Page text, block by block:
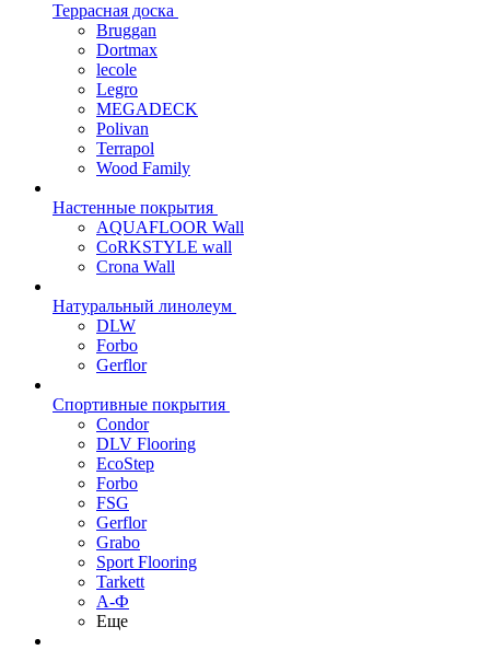
Террасная доска
Bruggan
Dortmax
lecole
Legro
MEGADECK
Polivan
Terrapol
Wood Family
Настенные покрытия
AQUAFLOOR Wall
CoRKSTYLE wall
Crona Wall
Натуральный линолеум
DLW
Forbo
Gerflor
Спортивные покрытия
Condor
DLV Flooring
EcoStep
Forbo
FSG
Gerflor
Grabo
Sport Flooring
Tarkett
А-Ф
Еще